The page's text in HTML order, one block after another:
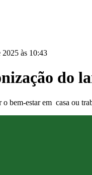
às 10:43
do
bem-estar em casa ou